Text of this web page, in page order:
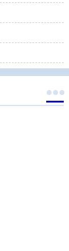
